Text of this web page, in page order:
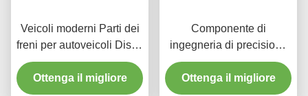
Veicoli moderni Parti dei
freni per autoveicoli Disco
di freno Conoscentratore
Ottenga il migliore
Componente di
ingegneria di precisione
Torno di freno cono di
centro di 38 mm di
Ottenga il migliore